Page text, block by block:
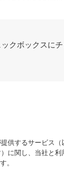
クボックスに
供するサービス
に関し、当社と
。